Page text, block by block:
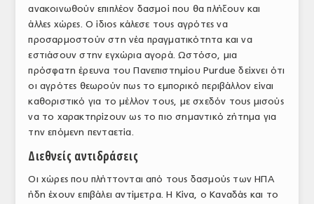
ανακοινωθούν επιπλέον δασμοί που θα πλήξουν και
άλλες χώρες. Ο ίδιος κάλεσε τους αγρότες να
προσαρμοστούν στη νέα πραγματικότητα και να
εστιάσουν στην εγχώρια αγορά. Ωστόσο, μια
πρόσφατη έρευνα του Πανεπιστημίου Purdue δείχνει ότι
οι αγρότες θεωρούν πως το εμπορικό περιβάλλον είναι
καθοριστικό για το μέλλον τους, με σχεδόν τους μισούς
να το χαρακτηρίζουν ως το πιο σημαντικό ζήτημα για
την επόμενη πενταετία.
Διεθνείς αντιδράσεις
Οι χώρες που πλήττονται από τους δασμούς των ΗΠΑ
ήδη έχουν επιβάλει αντίμετρα. Η Κίνα, ο Καναδάς και το